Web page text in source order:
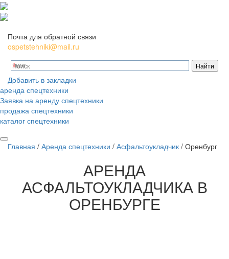
Почта для обратной связи
ospetstehniki@mail.ru
Добавить в закладки
аренда спецтехники
Заявка на аренду спецтехники
продажа спецтехники
каталог спецтехники
Главная / Аренда спецтехники / Асфальтоукладчик / Оренбург
АРЕНДА
АСФАЛЬТОУКЛАДЧИКА В
ОРЕНБУРГЕ